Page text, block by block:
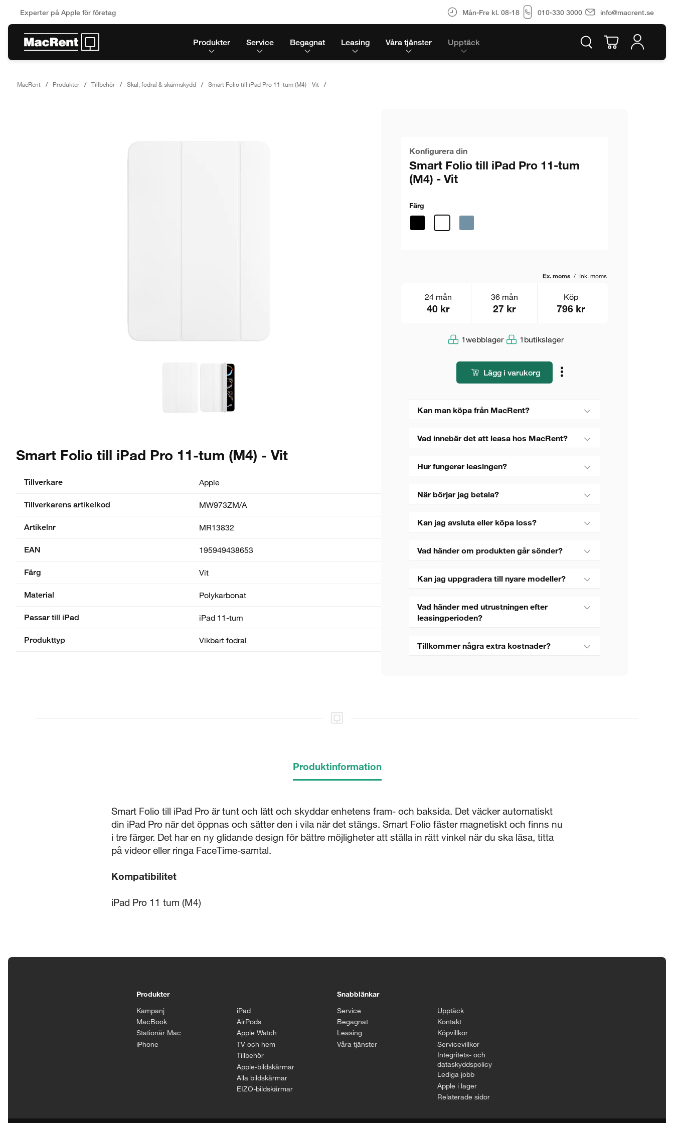
Experter på Apple för företag Mån-Fre kl. 08-18 010-330 3000 info@macrent.se
Produkter Service Begagnat Leasing Våra tjänster Upptäck
MacRent Produkter Tillbehör Skal, fodral & skärmskydd Smart Folio till iPad Pro 11-tum (M4) - Vit
Smart Folio till iPad Pro 11-tum (M4) - Vit
Tillverkare Apple
Tillverkarens artikelkod MW973ZM/A
Artikelnr MR13832
EAN 195949438653
Färg Vit
Material Polykarbonat
Passar till iPad iPad 11-tum
Produkttyp Vikbart fodral
Konfigurera din
Smart Folio till iPad Pro 11-tum
(M4) - Vit
Färg
Ex. moms / Ink. moms
1webblager 1 butikslager
24 mån
40 kr
36 mån
27 kr
Köp
796 kr
Lägg i varukorg
Kan man köpa från MacRent?
Vad innebär det att leasa hos MacRent?
Hur fungerar leasingen?
När börjar jag betala?
Kan jag avsluta eller köpa loss?
Vad händer om produkten går sönder?
Kan jag uppgradera till nyare modeller?
Vad händer med utrustningen efter
leasingperioden?
Tillkommer några extra kostnader?
Produktinformation
Smart Folio till iPad Pro är tunt och lätt och skyddar enhetens fram- och baksida. Det väcker automatiskt
din iPad Pro när det öppnas och sätter den i vila när det stängs. Smart Folio fäster magnetiskt och finns nu
i tre färger. Det har en ny glidande design för bättre möjligheter att ställa in rätt vinkel när du ska läsa, titta
på videor eller ringa FaceTime-samtal.
Kompatibilitet
iPad Pro 11 tum (M4)
Produkter
Kampanj
MacBook
Stationär Mac
iPhone
iPad
AirPods
Apple Watch
TV och hem
Tillbehör
Apple-bildskärmar
Alla bildskärmar
EIZO-bildskärmar
Snabblänkar
Service
Begagnat
Leasing
Våra tjänster
Upptäck
Kontakt
Köpvillkor
Servicevillkor
Integritets- och
dataskyddspolicy
Lediga jobb
Apple i lager
Relaterade sidor